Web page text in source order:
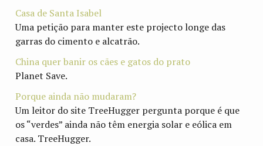
Casa de Santa Isabel
Uma petição para manter este projecto longe das
garras do cimento e alcatrão.
China quer banir os cães e gatos do prato
Planet Save.
Porque ainda não mudaram?
Um leitor do site TreeHugger pergunta porque é que
os “verdes” ainda não têm energia solar e eólica em
casa. TreeHugger.